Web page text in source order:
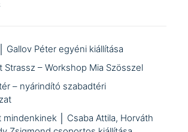
Gallov Péter egyéni kiállítása
Strassz – Workshop Mia Szösszel
– nyárindító szabadtéri
mindenkinek │ Csaba Attila, Horváth